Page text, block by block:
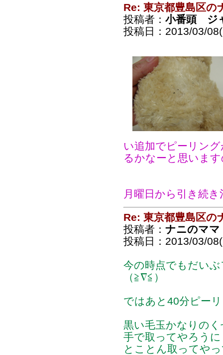
Re: 東京都豊島区の
投稿者： 小番頭 ジ
投稿日：2013/03/
い追加でピーリン
るかなーと思いま
月曜日から引き続
Re: 東京都豊島区の
投稿者： ナニのママ
投稿日：2013/03/
今の時点でもだい
（≧∇≦）
ではあと40分ピー
黒い毛玉かなりの
手で取ってやろう
とことん取ってや